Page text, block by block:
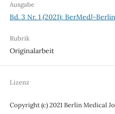
Ausgabe
Bd. 3 Nr. 1 (2021): BerMedJ-
Rubrik
Originalarbeit
Lizenz
Copyright (c) 2021 Berlin Medical